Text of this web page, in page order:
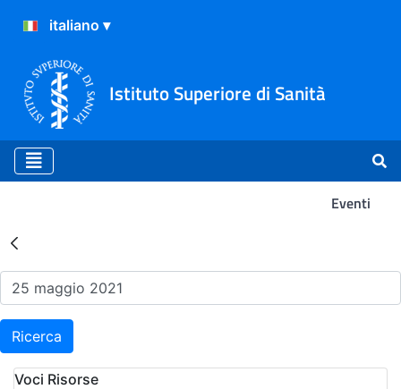
Istituto Superiore di Sanità
Eventi
Risultati della Ricerca -
Ricerca
Voci Risorse